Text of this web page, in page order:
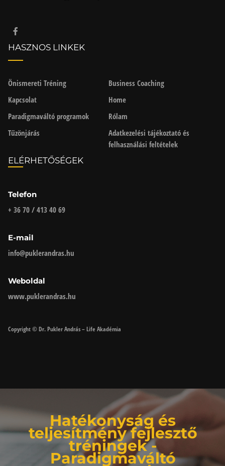
HASZNOS LINKEK
Önismereti Tréning
Business Coaching
Kapcsolat
Home
Paradigmaváltó programok
Rólam
Tűzönjárás
Adatkezelési tájékoztató és
felhasználási feltételek
ELÉRHETŐSÉGEK
Telefon
+ 36 70 / 413 40 69
E-mail
info@puklerandras.hu
Weboldal
www.puklerandras.hu
Copyright © Dr. Pukler András – Life Akadémia
Hatékonyság és
teljesítmény fejlesztő
tréningek -
Paradigmaváltó